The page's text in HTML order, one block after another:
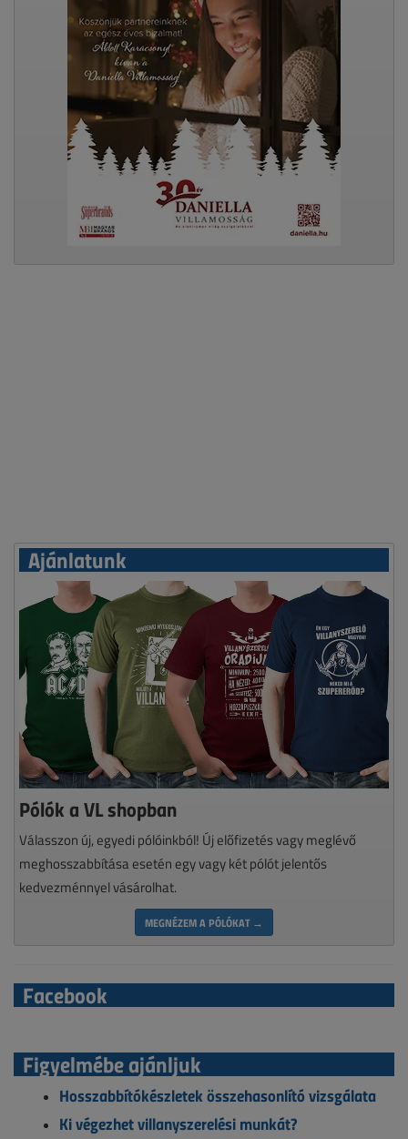
Ajánlatunk
Pólók a VL shopban
Válasszon új, egyedi pólóinkból! Új előfizetés vagy meglévő
meghosszabbítása esetén egy vagy két pólót jelentős
kedvezménnyel vásárolhat.
MEGNÉZEM A PÓLÓKAT →
Facebook
Figyelmébe ajánljuk
Hosszabbítókészletek összehasonlító vizsgálata
Ki végezhet villanyszerelési munkát?